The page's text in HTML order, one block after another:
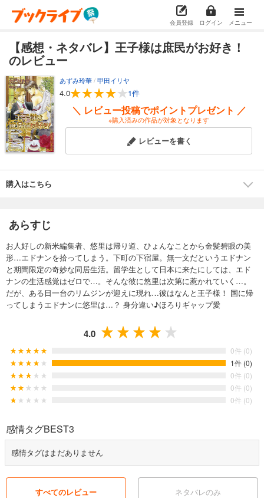
会員登録 ログイン メニュー
【感想・ネタバレ】王子様は庶民がお好き！
のレビュー
あずみ玲華/甲田イリヤ
4.0 1件
＼ レビュー投稿でポイントプレゼント ／
※購入済みの作品が対象となります
レビューを書く
購入はこちら
あらすじ
お人好しの新米編集者、悠里は帰り道、ひょんなことから金髪碧眼の美
形…エドナンを拾ってしまう。下町の下宿屋。無一文だというエドナン
と期間限定の奇妙な同居生活。留学生として日本に来たにしては、エド
ナンの生活感覚はゼロで…。そんな彼に悠里は次第に惹かれていく…。
だが、ある日一台のリムジンが迎えに現れ…彼はなんと王子様！ 国に帰
ってしまうエドナンに悠里は…？ 身分違い♪ほろりギャップ愛
4.0
0件 (0)
1件 (0)
0件 (0)
0件 (0)
0件 (0)
感情タグBEST3
感情タグはまだありません
すべてのレビュー ネタバレのみ